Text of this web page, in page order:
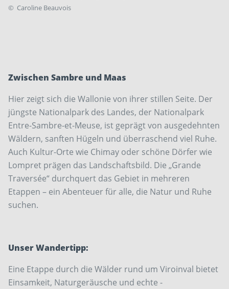
© Caroline Beauvois
­Zwischen Sambre und Maas
Hier zeigt sich die Wallonie von ihrer stillen Seite. Der
jüngste Nationalpark des Landes, der ­Nationalpark
Entre-Sambre-et-Meuse, ist geprägt von aus­gedehnten
Wäldern, sanften Hügeln und überraschend viel Ruhe.
Auch Kultur-Orte wie ­Chimay oder schöne Dörfer wie
Lompret prägen das Landschaftsbild. Die „Grande
Traversée“ durchquert das Gebiet in mehreren
Etappen – ein ­Abenteuer für alle, die Natur und Ruhe
suchen.
Unser Wandertipp:
Eine Etappe durch die Wälder rund um Viroinval bietet
Einsamkeit, Naturgeräusche und echte ­